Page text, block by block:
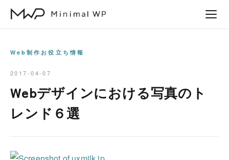
Web制作お役立ち情報
2017-04-07
Webデザインにおける写真のト
レンド６選